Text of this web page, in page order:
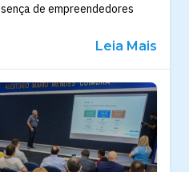
de empreendedores
Leia Mais